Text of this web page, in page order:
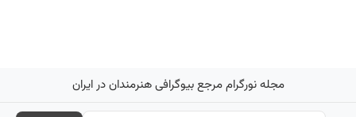
مجله نورگرام مرجع بیوگرافی هنرمندان در ایران